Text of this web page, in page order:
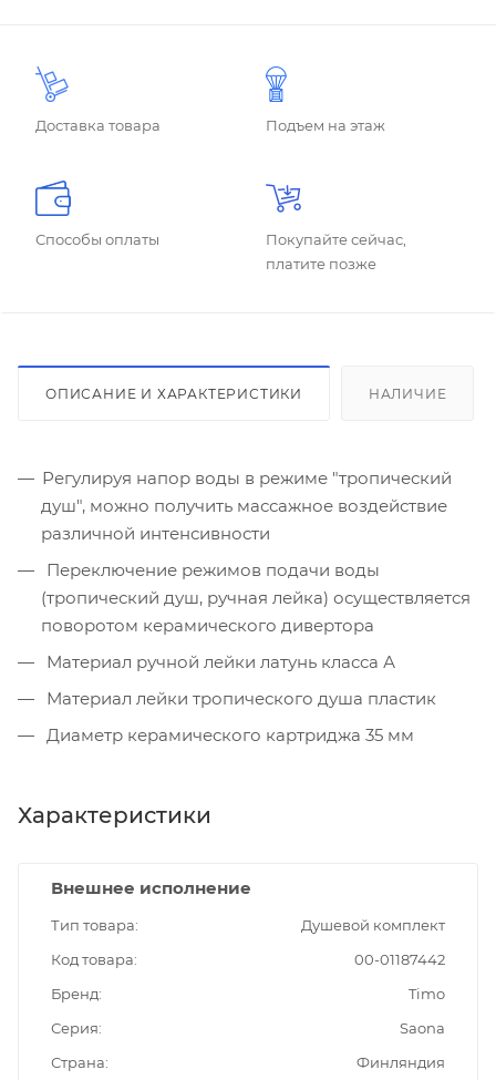
Доставка товара Подъем на этаж
Способы оплаты
Покупайте сейчас,
платите позже
ОПИСАНИЕ И ХАРАКТЕРИСТИКИ НАЛИЧИЕ
Регулируя напор воды в режиме "тропический
душ", можно получить массажное воздействие
различной интенсивности
Переключение режимов подачи воды
(тропический душ, ручная лейка) осуществляется
поворотом керамического дивертора
Материал ручной лейки латунь класса А
Материал лейки тропического душа пластик
Диаметр керамического картриджа 35 мм
Характеристики
Внешнее исполнение
Тип товара
Душевой комплект
Код товара
00-01187442
Бренд
Timo
Серия
Saona
Страна
Финляндия